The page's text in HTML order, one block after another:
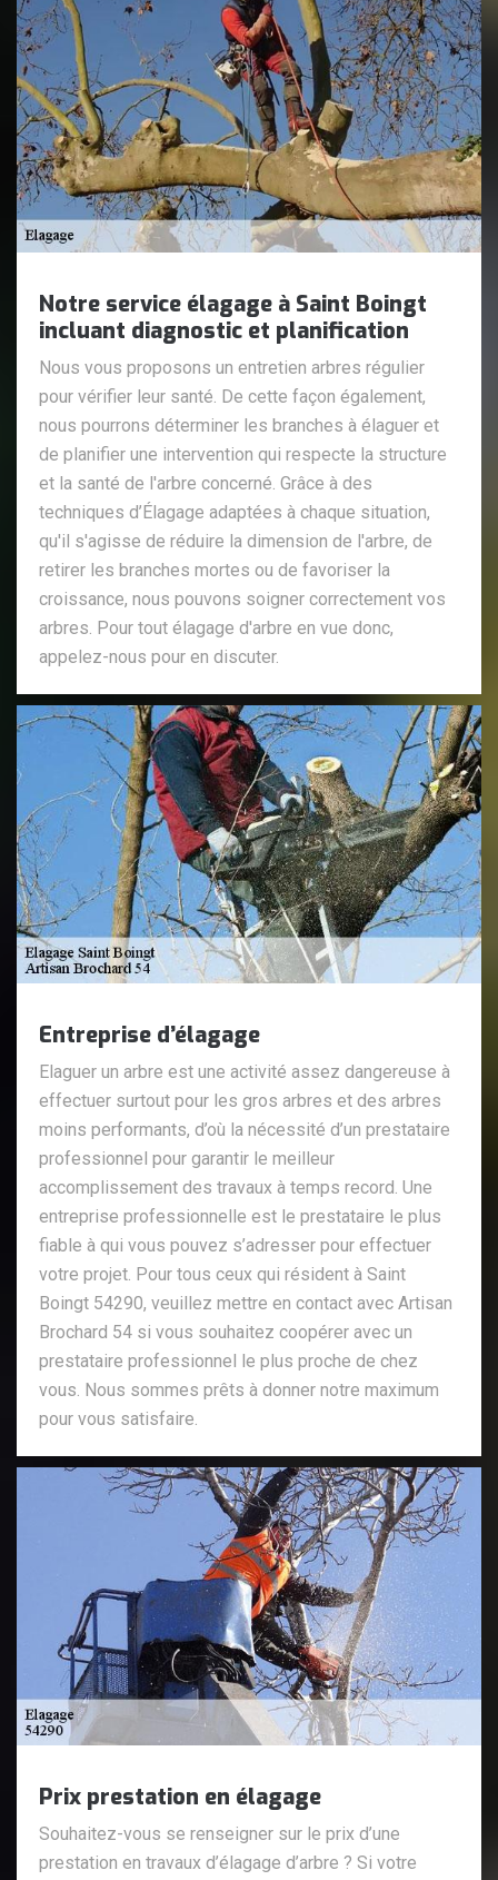
Notre service élagage à Saint Boingt
incluant diagnostic et planification
Nous vous proposons un entretien arbres régulier
pour vérifier leur santé. De cette façon également,
nous pourrons déterminer les branches à élaguer et
de planifier une intervention qui respecte la structure
et la santé de l'arbre concerné. Grâce à des
techniques d’Élagage adaptées à chaque situation,
qu'il s'agisse de réduire la dimension de l'arbre, de
retirer les branches mortes ou de favoriser la
croissance, nous pouvons soigner correctement vos
arbres. Pour tout élagage d'arbre en vue donc,
appelez-nous pour en discuter.
Entreprise d’élagage
Elaguer un arbre est une activité assez dangereuse à
effectuer surtout pour les gros arbres et des arbres
moins performants, d’où la nécessité d’un prestataire
professionnel pour garantir le meilleur
accomplissement des travaux à temps record. Une
entreprise professionnelle est le prestataire le plus
fiable à qui vous pouvez s’adresser pour effectuer
votre projet. Pour tous ceux qui résident à Saint
Boingt 54290, veuillez mettre en contact avec Artisan
Brochard 54 si vous souhaitez coopérer avec un
prestataire professionnel le plus proche de chez
vous. Nous sommes prêts à donner notre maximum
pour vous satisfaire.
Prix prestation en élagage
Souhaitez-vous se renseigner sur le prix d’une
prestation en travaux d’élagage d’arbre ? Si votre